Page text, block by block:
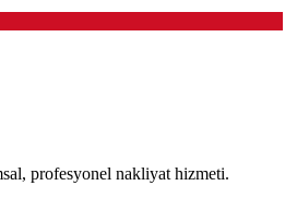
profesyonel nakliyat hizmeti.